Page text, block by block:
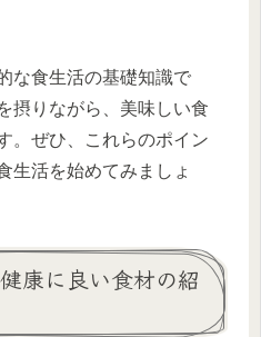
な食生活の基礎知識で
摂りながら、美味しい食
。ぜひ、これらのポイン
生活を始めてみましょ
康に良い食材の紹